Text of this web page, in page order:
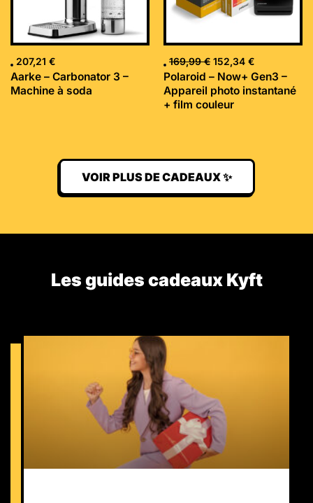
207,21 €
Aarke – Carbonator 3 –
Machine à soda
169,99€ 152,34 €
Polaroid – Now+ Gen3 –
Appareil photo instantané
+ film couleur
VOIR PLUS DE CADEAUX ✨
Les guides cadeaux Kyft​